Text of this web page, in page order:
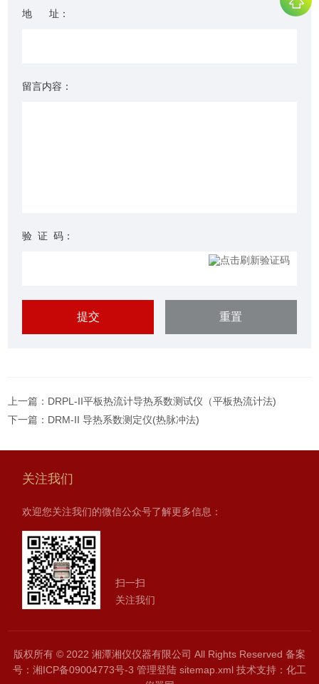
地 址：
留言内容：
验 证 码：
上一篇： DRPL-II平板热流计导热系数测试仪（平板热流计法)
下一篇： DRM-II 导热系数测定仪(热脉冲法)
关注我们
欢迎您关注我们的微信公众号了解更多信息：
扫一扫
关注我们
版权所有 © 2022 湘潭湘仪仪器有限公司 All Rights Reserved 备案
号：湘ICP备09004773号-3 管理登陆 sitemap.xml 技术支持： 化工